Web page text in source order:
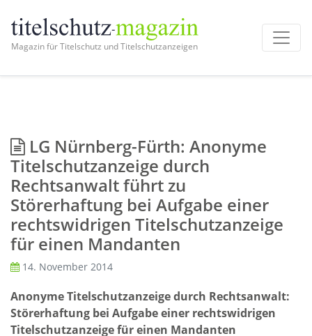
Magazin für Titelschutz und Titelschutzanzeigen
LG Nürnberg-Fürth: Anonyme
Titelschutzanzeige durch
Rechtsanwalt führt zu
Störerhaftung bei Aufgabe einer
rechtswidrigen Titelschutzanzeige
für einen Mandanten
14. November 2014
Anonyme Titelschutzanzeige durch Rechtsanwalt:
Störerhaftung bei Aufgabe einer rechtswidrigen
Titelschutzanzeige für einen Mandanten